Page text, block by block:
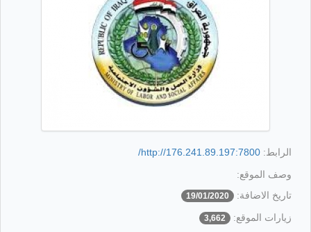
الرابط: http://176.241.89.197:7800/
وصف الموقع:
تاريخ الاضافة:
19/01/2020
زيارات الموقع: 3,662